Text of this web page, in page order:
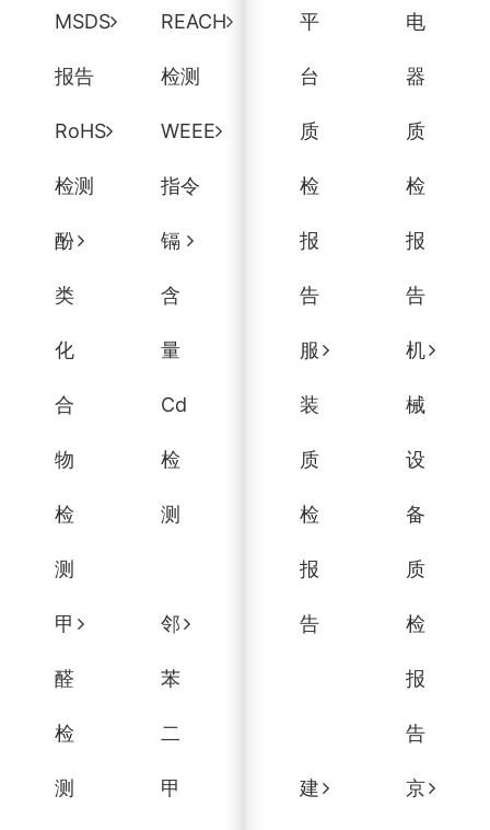
MSDS
报告
REACH
检测
RoHS
检测
WEEE
指令
酚
类
化
合
物
检
测
镉
含
量
Cd
检
测
甲
醛
检
测
邻
苯
二
甲
平
台
质
检
报
告
电
器
质
检
报
告
服
装
质
检
报
告
机
械
设
备
质
检
报
告
建 京